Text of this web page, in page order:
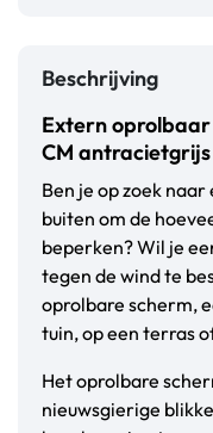
Beschrijving
Extern
CM
Ben je op zoek
buiten om de
beperken? Wil je
tegen de wind te
oprolbare scherm,
tuin, op een terras
Het oprolbare
nieuwsgierige